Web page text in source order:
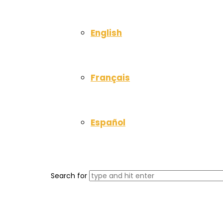
English
Français
Español
Search for